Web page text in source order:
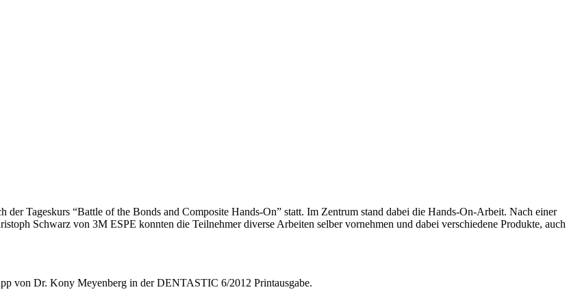
Tageskurs “Battle of the Bonds and Composite Hands-On” statt. Im Zentrum stand dabei die Hands-On-Arbeit. Nach einer
Schwarz von 3M ESPE konnten die Teilnehmer diverse Arbeiten selber vornehmen und dabei verschiedene Produkte, auch
von Dr. Kony Meyenberg in der DENTASTIC 6/2012 Printausgabe.